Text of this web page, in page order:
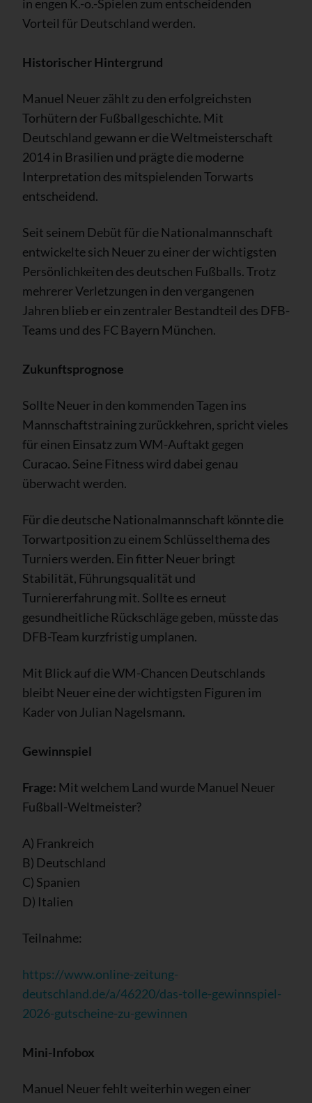
in engen K.-o.-Spielen zum entscheidenden
Vorteil für Deutschland werden.
Historischer Hintergrund
Manuel Neuer zählt zu den erfolgreichsten
Torhütern der Fußballgeschichte. Mit
Deutschland gewann er die Weltmeisterschaft
2014 in Brasilien und prägte die moderne
Interpretation des mitspielenden Torwarts
entscheidend.
Seit seinem Debüt für die Nationalmannschaft
entwickelte sich Neuer zu einer der wichtigsten
Persönlichkeiten des deutschen Fußballs. Trotz
mehrerer Verletzungen in den vergangenen
Jahren blieb er ein zentraler Bestandteil des DFB-
Teams und des FC Bayern München.
Zukunftsprognose
Sollte Neuer in den kommenden Tagen ins
Mannschaftstraining zurückkehren, spricht vieles
für einen Einsatz zum WM-Auftakt gegen
Curacao. Seine Fitness wird dabei genau
überwacht werden.
Für die deutsche Nationalmannschaft könnte die
Torwartposition zu einem Schlüsselthema des
Turniers werden. Ein fitter Neuer bringt
Stabilität, Führungsqualität und
Turniererfahrung mit. Sollte es erneut
gesundheitliche Rückschläge geben, müsste das
DFB-Team kurzfristig umplanen.
Mit Blick auf die WM-Chancen Deutschlands
bleibt Neuer eine der wichtigsten Figuren im
Kader von Julian Nagelsmann.
Gewinnspiel
Frage: Mit welchem Land wurde Manuel Neuer
Fußball-Weltmeister?
A) Frankreich
B) Deutschland
C) Spanien
D) Italien
Teilnahme:
https://www.online-zeitung-
deutschland.de/a/46220/das-tolle-gewinnspiel-
2026-gutscheine-zu-gewinnen
Mini-Infobox
Manuel Neuer fehlt weiterhin wegen einer